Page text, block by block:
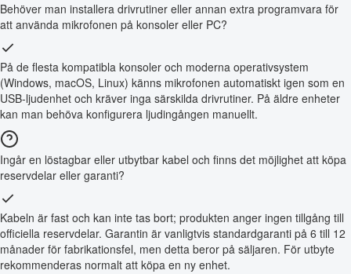
Behöver man installera drivrutiner eller annan extra programvara för
att använda mikrofonen på konsoler eller PC?
På de flesta kompatibla konsoler och moderna operativsystem
(Windows, macOS, Linux) känns mikrofonen automatiskt igen som en
USB-ljudenhet och kräver inga särskilda drivrutiner. På äldre enheter
kan man behöva konfigurera ljudingången manuellt.
Ingår en löstagbar eller utbytbar kabel och finns det möjlighet att köpa
reservdelar eller garanti?
Kabeln är fast och kan inte tas bort; produkten anger ingen tillgång till
officiella reservdelar. Garantin är vanligtvis standardgaranti på 6 till 12
månader för fabrikationsfel, men detta beror på säljaren. För utbyte
rekommenderas normalt att köpa en ny enhet.